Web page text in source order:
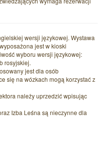
wersji językowej. Wystawa
jest w kioski
wyboru wersji językowej:
rosyjskiej.
jest dla osób
się na wózkach mogą korzystać z
należy uprzedzić wpisując
Izba Leśna są nieczynne dla